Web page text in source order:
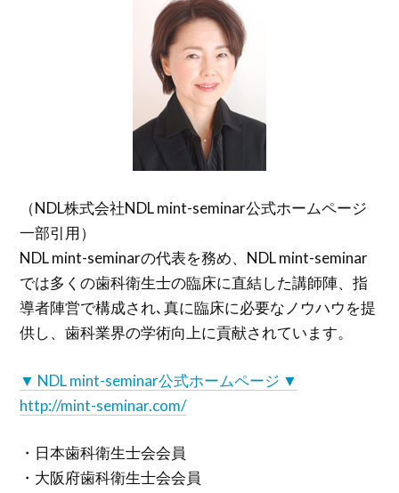
（NDL株式会社NDL mint-seminar公式ホームページ
一部引用）
NDL mint-seminarの代表を務め、NDL mint-seminar
では多くの歯科衛生士の臨床に直結した講師陣、指
導者陣営で構成され､真に臨床に必要なノウハウを提
供し、歯科業界の学術向上に貢献されています。
▼ NDL mint-seminar公式ホームページ ▼
http://mint-seminar.com/
・日本歯科衛生士会会員
・大阪府歯科衛生士会会員